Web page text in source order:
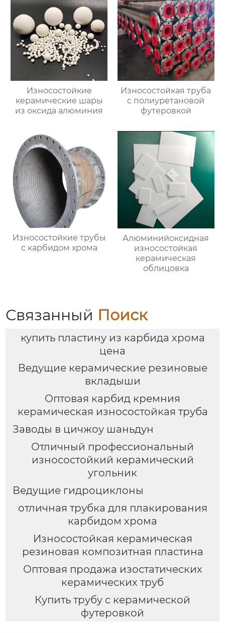
Износостойкие
керамические шары
из оксида алюминия
Износостойкая труба
с полиуретановой
футеровкой
Износостойкие трубы
с карбидом хрома
Алюминийоксидная
износостойкая
керамическая
облицовка
Связанный Поиск
купить пластину из карбида хрома
цена
Ведущие керамические резиновые
вкладыши
Оптовая карбид кремния
керамическая износостойкая труба
Заводы в цичжоу шаньдун
Отличный профессиональный
износостойкий керамический
угольник
Ведущие гидроциклоны
отличная трубка для плакирования
карбидом хрома
Износостойкая керамическая
резиновая композитная пластина
Оптовая продажа изостатических
керамических труб
Купить трубу с керамической
футеровкой